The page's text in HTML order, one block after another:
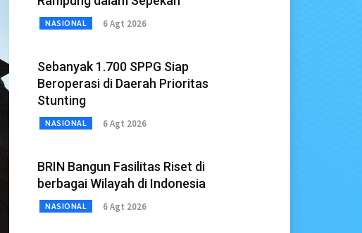
NASIONAL 6 Agt 2026
Sebanyak 1.700 SPPG Siap
Beroperasi di Daerah Prioritas
Stunting
NASIONAL 6 Agt 2026
BRIN Bangun Fasilitas Riset di
berbagai Wilayah di Indonesia
NASIONAL 6 Agt 2026